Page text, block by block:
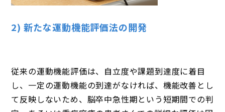
2) 新たな運動機能評価法の開発
従来の運動機能評価は、自立度や課題到達度に着目
し、一定の運動機能の到達がなければ、機能改善とし
て反映しないため、脳卒中急性期という短期間での判